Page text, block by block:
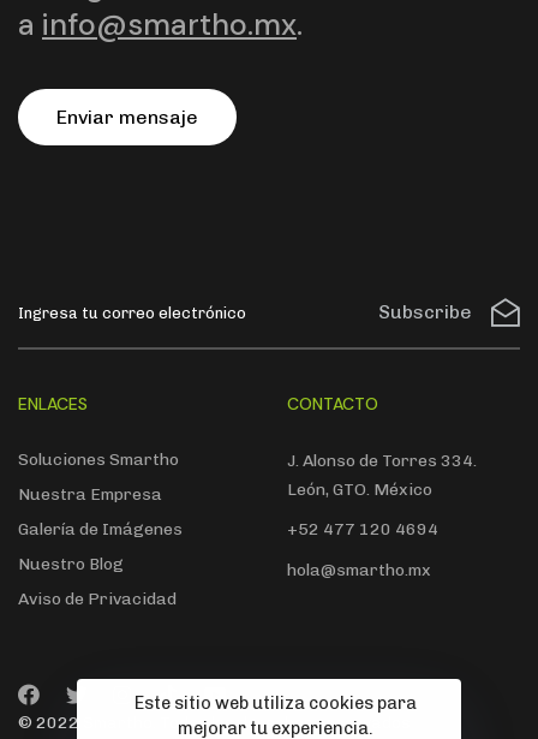
a info@smartho.mx.
Enviar mensaje
Subscribe
ENLACES
Soluciones Smartho
Nuestra Empresa
Galería de Imágenes
Nuestro Blog
Aviso de Privacidad
CONTACTO
J. Alonso de Torres 334.
León, GTO. México
+52 477 120 4694
hola@smartho.mx
© 2022 Smartho. Todos los derechos reservados
Este sitio web utiliza cookies para
mejorar tu experiencia.